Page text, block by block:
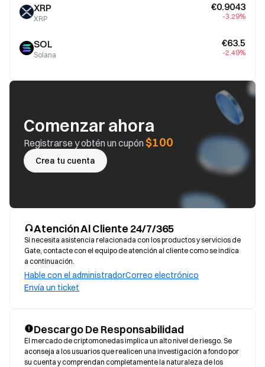
XRP
XRP
€0.9043
-3.29%
SOL
Solana
€63.5
-2.49%
Comenzar ahora
Registrarse y obtén un cupón $100
Crea tu cuenta
Atención Al Cliente 24/7/365
Si necesita asistencia relacionada con los productos y servicios de
Gate, contacte con el equipo de atención al cliente como se indica
a continuación.
Hable con el administradorCorreo electrónico
Envía un ticket
Descargo De Responsabilidad
El mercado de criptomonedas implica un alto nivel de riesgo. Se
aconseja a los usuarios que realicen una investigación a fondo por
su cuenta y comprendan completamente la naturaleza de los